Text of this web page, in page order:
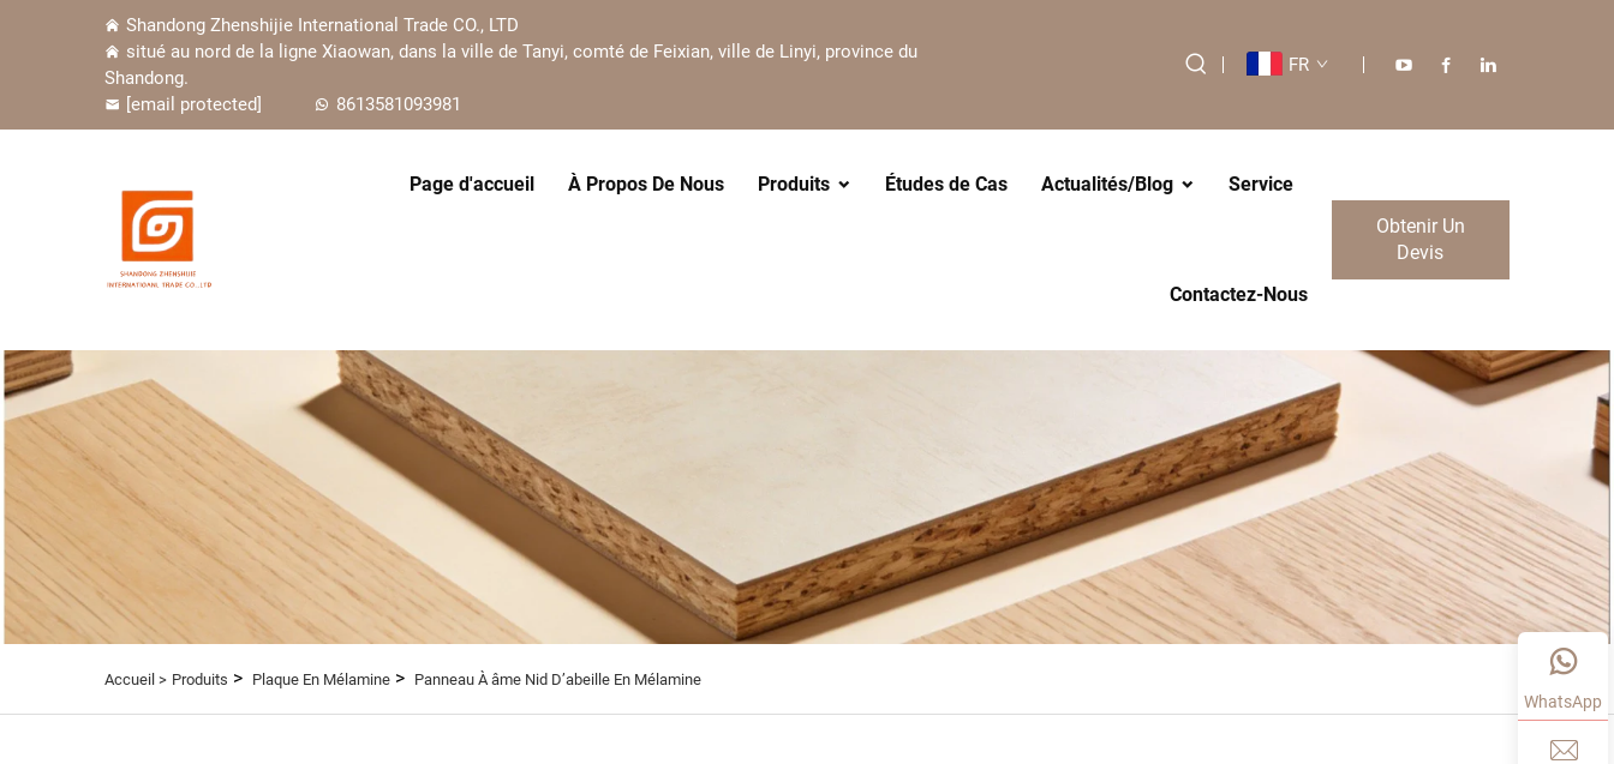
Shandong Zhenshijie International Trade CO., LTD
situé au nord de la ligne Xiaowan, dans la ville de Tanyi, comté de Feixian, ville de Linyi, province du
Shandong.
[email protected]
8613581093981
FR
Page d'accueil À Propos De Nous Produits Études de Cas Actualités/Blog Service
Contactez-Nous
Obtenir Un
Devis
Accueil > Produits > Plaque En Mélamine > Panneau À âme Nid D’abeille En Mélamine
WhatsApp